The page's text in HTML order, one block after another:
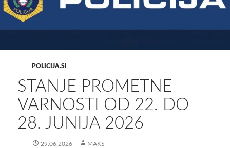
POLICIJA.SI
STANJE PROMETNE
VARNOSTI OD 22. DO
28. JUNIJA 2026
29.06.2026 MAKS